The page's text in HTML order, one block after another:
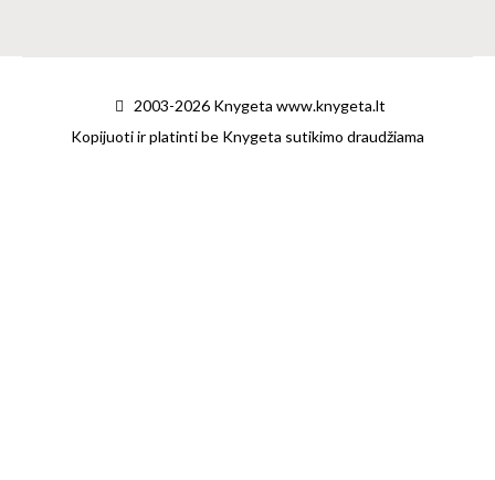
2003-2026 Knygeta www.knygeta.lt
Kopijuoti ir platinti be Knygeta sutikimo draudžiama